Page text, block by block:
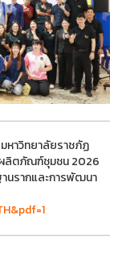
หาวิทยาลัยราชภัฏ
ลิตภัณฑ์ชุมชน 2026
นรากและการพัฒนา